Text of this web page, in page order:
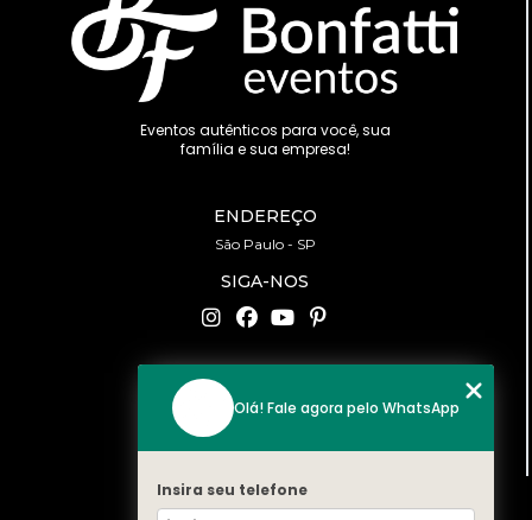
Eventos autênticos para você, sua
família e sua empresa!
ENDEREÇO
São Paulo - SP
SIGA-NOS
CONTATO
(11) 94519-2422
contato@bonfattieventos.com.br
MENU
Olá! Fale agora pelo WhatsApp
Insira seu telefone